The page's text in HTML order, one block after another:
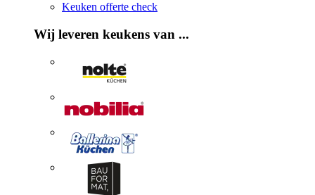
Keuken offerte check
Wij leveren keukens van ...